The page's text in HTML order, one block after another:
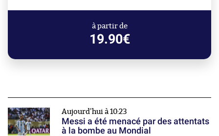
à partir de
19.90€
Aujourd'hui à 10:23
Messi a été menacé par des attentats
à la bombe au Mondial